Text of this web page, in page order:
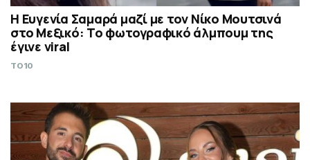
Η Ευγενία Σαμαρά μαζί με τον Νίκο Μουτσινά
στο Μεξικό: Το φωτογραφικό άλμπουμ της
έγινε viral
TO10